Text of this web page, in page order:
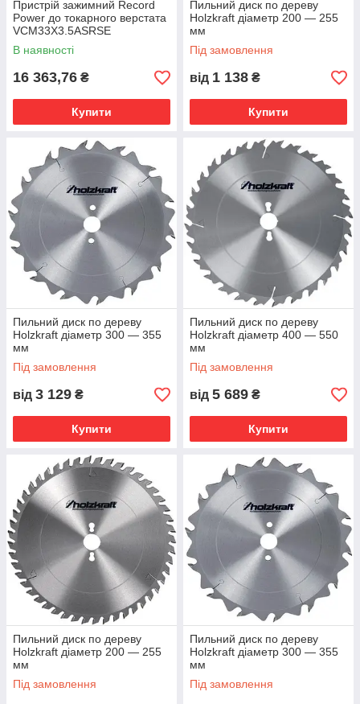
Пристрій зажимний Record
Power до токарного верстата
VCM33X3.5ASRSE
В наявності
16 363,76 ₴
Купити
Пильний диск по дереву
Holzkraft діаметр 200 — 255
мм
Під замовлення
від 1 138 ₴
Купити
Пильний диск по дереву
Holzkraft діаметр 300 — 355
мм
Під замовлення
від 3 129 ₴
Купити
Пильний диск по дереву
Holzkraft діаметр 400 — 550
мм
Під замовлення
від 5 689 ₴
Купити
Пильний диск по дереву
Holzkraft діаметр 200 — 255
мм
Під замовлення
Пильний диск по дереву
Holzkraft діаметр 300 — 355
мм
Під замовлення